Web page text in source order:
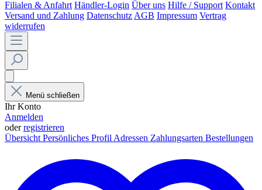
Filialen & Anfahrt Händler-Login Über uns Hilfe / Support Kontakt
Versand und Zahlung Datenschutz AGB Impressum Vertrag
widerrufen
Menü schließen
Ihr Konto
Anmelden
oderregistrieren
Übersicht Persönliches Profil Adressen Zahlungsarten Bestellungen